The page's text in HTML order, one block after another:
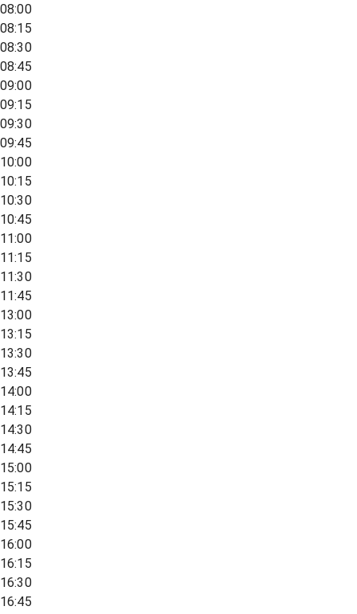
08:00
08:15
08:30
08:45
09:00
09:15
09:30
09:45
10:00
10:15
10:30
10:45
11:00
11:15
11:30
11:45
13:00
13:15
13:30
13:45
14:00
14:15
14:30
14:45
15:00
15:15
15:30
15:45
16:00
16:15
16:30
16:45